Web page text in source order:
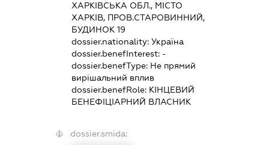
ХАРКІВСЬКА ОБЛ., МІСТО
ХАРКІВ, ПРОВ.СТАРОВИННИЙ,
БУДИНОК 19
dossier.nationality: Україна
dossier.benefInterest: -
dossier.benefType: Не прямий
вирішальний вплив
dossier.benefRole: КІНЦЕВИЙ
БЕНЕФІЦІАРНИЙ ВЛАСНИК
dossier.smida: